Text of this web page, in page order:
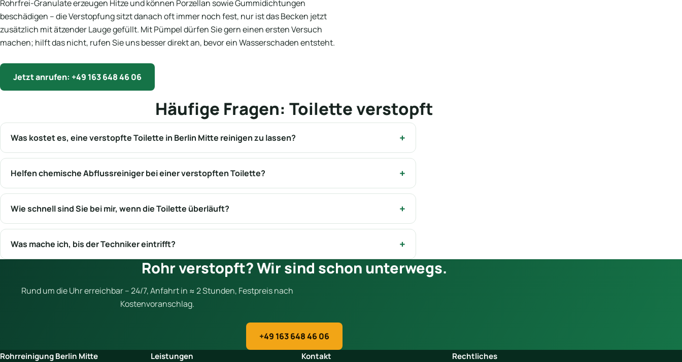
Rohrfrei-Granulate erzeugen Hitze und können Porzellan sowie Gummidichtungen
beschädigen – die Verstopfung sitzt danach oft immer noch fest, nur ist das Becken jetzt
zusätzlich mit ätzender Lauge gefüllt. Mit Pümpel dürfen Sie gern einen ersten Versuch
machen; hilft das nicht, rufen Sie uns besser direkt an, bevor ein Wasserschaden entsteht.
Jetzt anrufen: +49 163 648 46 06
Häufige Fragen: Toilette verstopft
Was kostet es, eine verstopfte Toilette in Berlin Mitte reinigen zu lassen?
Helfen chemische Abflussreiniger bei einer verstopften Toilette?
Wie schnell sind Sie bei mir, wenn die Toilette überläuft?
Was mache ich, bis der Techniker eintrifft?
Rohr verstopft? Wir sind schon unterwegs.
Rund um die Uhr erreichbar – 24/7, Anfahrt in ≈ 2 Stunden, Festpreis nach
Kostenvoranschlag.
+49 163 648 46 06
Rohrreinigung Berlin Mitte
Leistungen
Kontakt
Rechtliches